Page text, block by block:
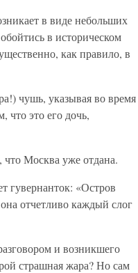
в виде небольших
в историческом
как правило, в
чушь, указывая во время
что это его дочь,
что Москва уже отдана.
гувернанток: «Остров
отчетливо каждый слог
и возникшего
страшная жара? Но сам